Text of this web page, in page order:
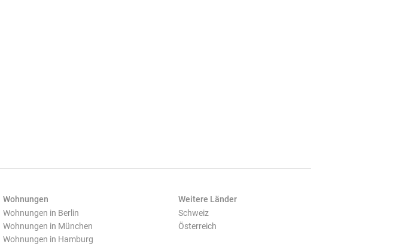
Wohnungen
Wohnungen in Berlin
Wohnungen in München
Wohnungen in Hamburg
Weitere Länder
Schweiz
Österreich